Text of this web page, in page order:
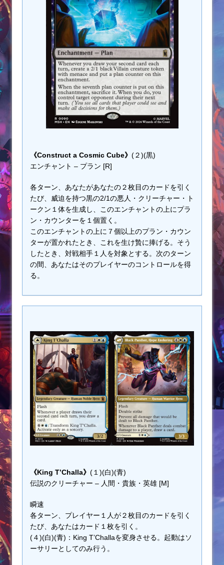
《Construct a Cosmic Cube》 (２)(黒)
エンチャント – プラン [R]
各ターン、あなたがあなたの２枚目のカードを引く
たび、威迫を持つ黒の2/1の悪人・クリーチャー・ト
ークン１体を生成し、このエンチャントの上にプラ
ン・カウンターを１個置く。
このエンチャントの上に７個以上のプラン・カウン
ターが置かれたとき、これを生け贄に捧げる。そう
したとき、対戦相手１人を対象とする。次のターン
の間、あなたはそのプレイヤーのコントロールを得
る。
《King T’Challa》 (１)(白)(青)
伝説のクリーチャー – 人間・貴族・英雄 [M]
瞬速
各ターン、プレイヤー１人が２枚目のカードを引く
たび、あなたはカード１枚を引く。
(４)(白)(青)：King T’Challaを変身させる。起動はソ
ーサリーとしてのみ行う。